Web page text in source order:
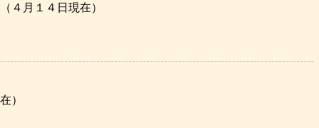
４月１４日現在）
）